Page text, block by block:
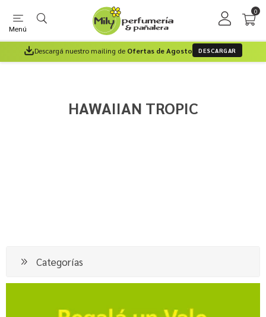
Menú
0
Descargá nuestro mailing de Ofertas de Agosto DESCARGAR
HAWAIIAN TROPIC
Categorías